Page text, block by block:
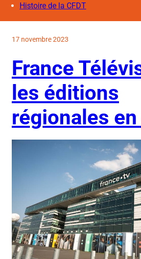
Histoire de la CFDT
17 novembre 2023
France
les éditions
régionales